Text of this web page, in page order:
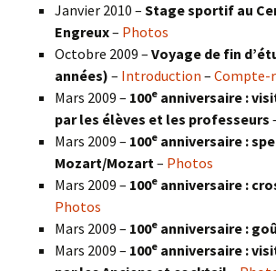
Janvier 2010 – Stage sportif au
Engreux– Photos
Octobre 2009 – Voyage de fin
années) – Introduction – Compte-
Mars 2009 – 100e anniversaire :
par les élèves et les professeurs
Mars 2009 – 100e anniversaire :
Mozart/Mozart– Photos
Mars 2009 – 100e anniversaire :
Photos
Mars 2009 – 100e anniversaire :
Mars 2009 – 100e anniversaire :